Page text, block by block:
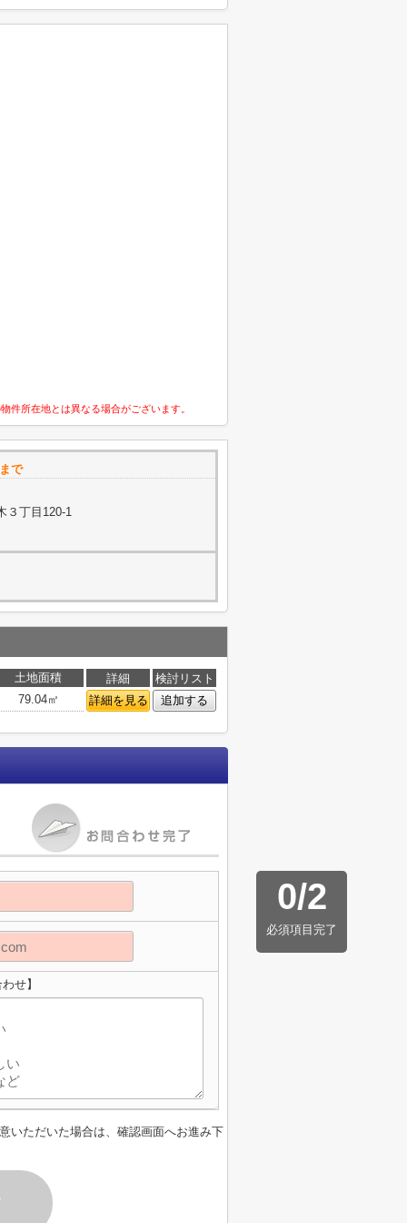
件所在地とは異なる場合がございます。
で
３丁目120-1
土地面積 詳細
検討リスト
79.04㎡
詳細を見る 追加する
0/2
必須項目完了
せ】
いただいた場合は、確認画面へお進み下